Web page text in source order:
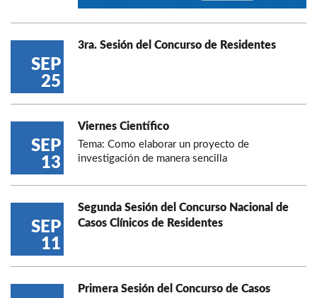
SEP
25
3ra. Sesión del Concurso de Residentes
SEP
13
Viernes Científico
Tema: Como elaborar un proyecto de
investigación de manera sencilla
SEP
11
Segunda Sesión del Concurso Nacional de
Casos Clínicos de Residentes
Primera Sesión del Concurso de Casos